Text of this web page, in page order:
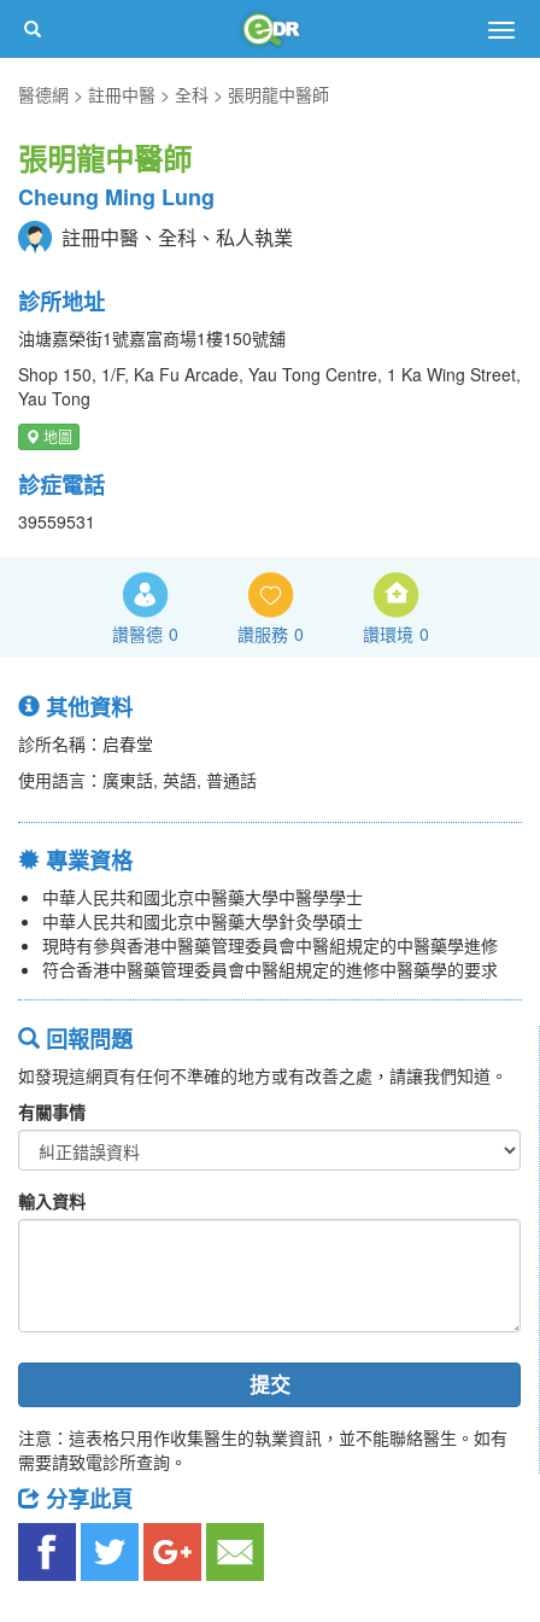
醫德網
註冊中醫 全科 張明龍中醫師
張明龍中醫師
Cheung Ming Lung
註冊中醫、全科、私人執業
診所地址
油塘嘉榮街1號嘉富商場1樓150號舖
Shop 150, 1/F, Ka Fu Arcade, Yau Tong Centre, 1 Ka Wing Street,
Yau Tong
地圖
診症電話
39559531
讚醫德 0 讚服務 0 讚環境 0
其他資料
診所名稱：启春堂
使用語言：廣東話, 英語, 普通話
專業資格
中華人民共和國北京中醫藥大學中醫學學士
中華人民共和國北京中醫藥大學針灸學碩士
現時有參與香港中醫藥管理委員會中醫組規定的中醫藥學進修
符合香港中醫藥管理委員會中醫組規定的進修中醫藥學的要求
回報問題
如發現這網頁有任何不準確的地方或有改善之處，請讓我們知道。
有關事情
輸入資料
提交
注意：這表格只用作收集醫生的執業資訊，並不能聯絡醫生。如有
需要請致電診所查詢。
分享此頁